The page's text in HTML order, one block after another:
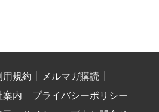
用規約
メルマガ購読
案内
プライバシーポリシー